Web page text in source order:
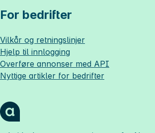
For bedrifter
Vilkår og retningslinjer
Hjelp til innlogging
Overføre annonser med API
Nyttige artikler for bedrifter